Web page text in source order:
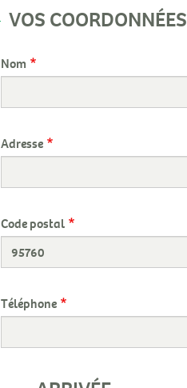
VOS COORDONNÉES
Nom
Adresse
Code postal
Téléphone